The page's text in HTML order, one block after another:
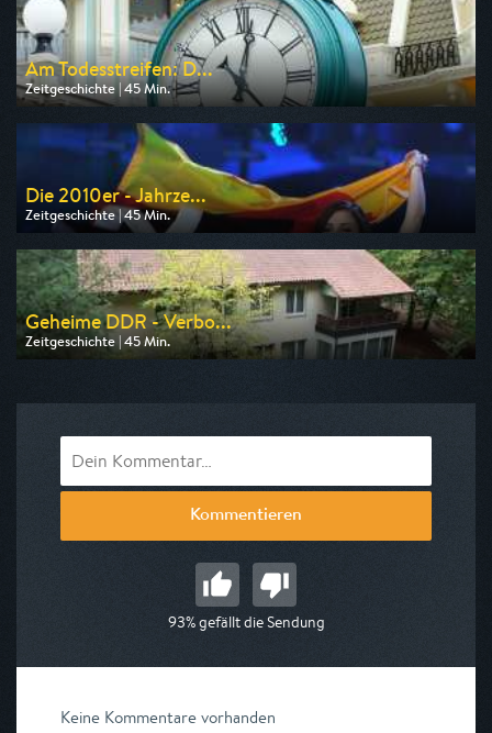
Am Todesstreifen: D...
Zeitgeschichte | 45 Min.
Ausgestrahlt von ZDF
am 13.08.2026, 01:45
Die 2010er - Jahrze...
Zeitgeschichte | 45 Min.
Ausgestrahlt von ZDF info
am 11.08.2026, 18:45
Geheime DDR - Verbo...
Zeitgeschichte | 45 Min.
Ausgestrahlt von ZDF info
Kommentieren
93% gefällt die Sendung
Keine Kommentare vorhanden